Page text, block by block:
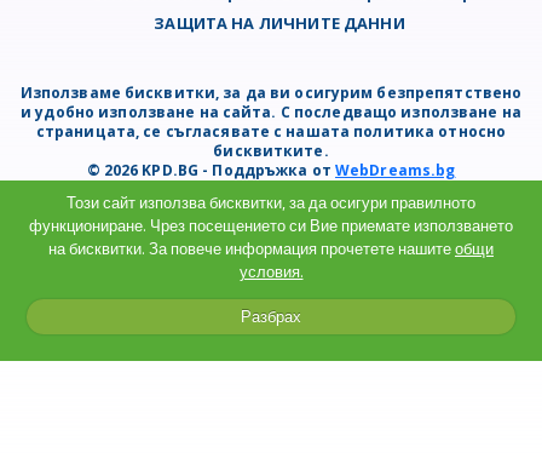
ЗАЩИТА НА ЛИЧНИТЕ ДАННИ
Използваме бисквитки, за да ви осигурим безпрепятствено
и удобно използване на сайта. С последващо използване на
страницата, се съгласявате с нашата политика относно
бисквитките.
© 2026 KPD.BG - Поддръжка отWebDreams.bg
Този сайт използва бисквитки, за да осигури правилното
функциониране. Чрез посещението си Вие приемате използването
на бисквитки. За повече информация прочетете нашитеобщи
условия.
Разбрах